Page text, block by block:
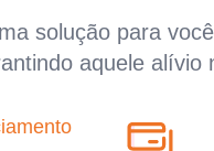
solução para
aquele alívio